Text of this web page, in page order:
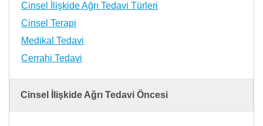
Cinsel İlişkide Ağrı Tedavi Türleri
Cinsel Terapi
Medikal Tedavi
Cerrahi Tedavi
Cinsel İlişkide Ağrı Tedavi Öncesi